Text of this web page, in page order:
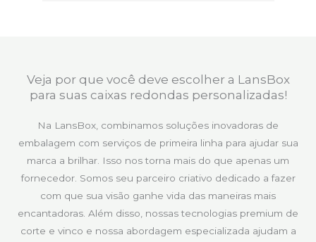
Veja por que você deve escolher a LansBox
para suas caixas redondas personalizadas!
Na LansBox, combinamos soluções inovadoras de
embalagem com serviços de primeira linha para ajudar sua
marca a brilhar. Isso nos torna mais do que apenas um
fornecedor. Somos seu parceiro criativo dedicado a fazer
com que sua visão ganhe vida das maneiras mais
encantadoras. Além disso, nossas tecnologias premium de
corte e vinco e nossa abordagem especializada ajudam a